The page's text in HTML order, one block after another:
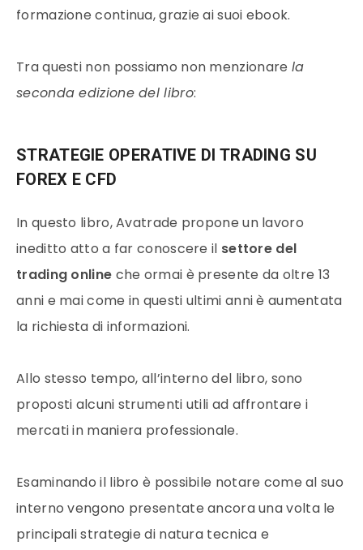
formazione continua, grazie ai suoi ebook.
Tra questi non possiamo non menzionare la
seconda edizione del libro:
STRATEGIE OPERATIVE DI TRADING SU
FOREX E CFD
In questo libro, Avatrade propone un lavoro
ineditto atto a far conoscere il settore del
trading online che ormai è presente da oltre 13
anni e mai come in questi ultimi anni è aumentata
la richiesta di informazioni.
Allo stesso tempo, all’interno del libro, sono
proposti alcuni strumenti utili ad affrontare i
mercati in maniera professionale.
Esaminando il libro è possibile notare come al suo
interno vengono presentate ancora una volta le
principali strategie di natura tecnica e